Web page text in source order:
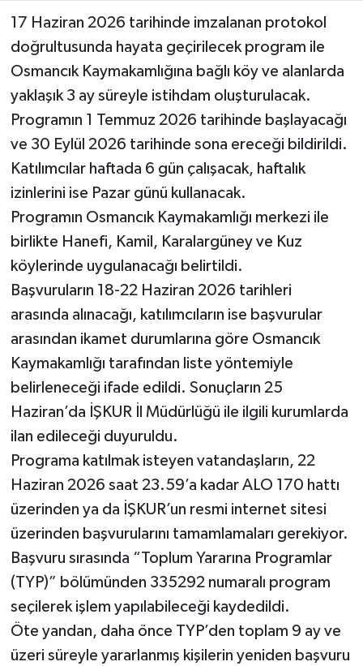
17 Haziran 2026 tarihinde imzalanan protokol
doğrultusunda hayata geçirilecek program ile
Osmancık Kaymakamlığına bağlı köy ve alanlarda
yaklaşık 3 ay süreyle istihdam oluşturulacak.
Programın 1 Temmuz 2026 tarihinde başlayacağı
ve 30 Eylül 2026 tarihinde sona ereceği bildirildi.
Katılımcılar haftada 6 gün çalışacak, haftalık
izinlerini ise Pazar günü kullanacak.
Programın Osmancık Kaymakamlığı merkezi ile
birlikte Hanefi, Kamil, Karalargüney ve Kuz
köylerinde uygulanacağı belirtildi.
Başvuruların 18-22 Haziran 2026 tarihleri
arasında alınacağı, katılımcıların ise başvurular
arasından ikamet durumlarına göre Osmancık
Kaymakamlığı tarafından liste yöntemiyle
belirleneceği ifade edildi. Sonuçların 25
Haziran’da İŞKUR İl Müdürlüğü ile ilgili kurumlarda
ilan edileceği duyuruldu.
Programa katılmak isteyen vatandaşların, 22
Haziran 2026 saat 23.59’a kadar ALO 170 hattı
üzerinden ya da İŞKUR’un resmi internet sitesi
üzerinden başvurularını tamamlamaları gerekiyor.
Başvuru sırasında “Toplum Yararına Programlar
(TYP)” bölümünden 335292 numaralı program
seçilerek işlem yapılabileceği kaydedildi.
Öte yandan, daha önce TYP’den toplam 9 ay ve
üzeri süreyle yararlanmış kişilerin yeniden başvuru
Uğurludağ
Sağlık